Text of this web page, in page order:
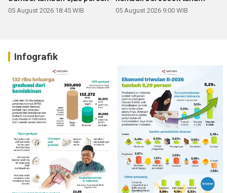
05 August 2026 18:45 WIB 05 August 2026 9:00 WIB
Infografik